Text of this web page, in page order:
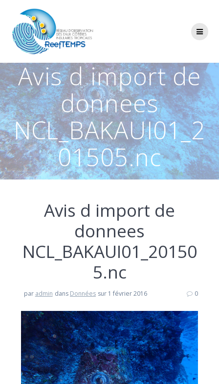
Avis d import de
donnees
NCL_BAKAUI01_2
01505.nc
Avis d import de
donnees
NCL_BAKAUI01_20150
5.nc
par admin dans Données sur 1 février 2016 0